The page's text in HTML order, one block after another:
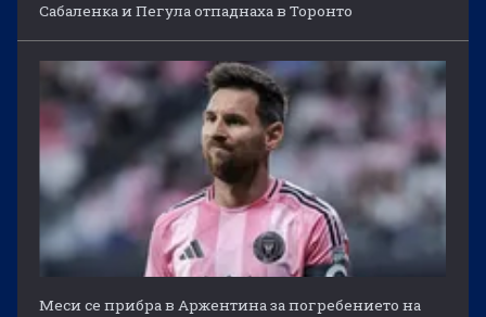
Сабаленка и Пегула отпаднаха в Торонто
Меси се прибра в Аржентина за погребението на